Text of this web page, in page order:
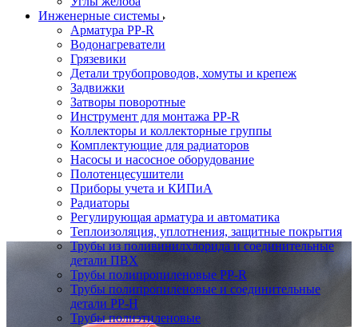
Инженерные системы
Арматура PP-R
Водонагреватели
Грязевики
Детали трубопроводов, хомуты и крепеж
Задвижки
Затворы поворотные
Инструмент для монтажа PP-R
Коллекторы и коллекторные группы
Комплектующие для радиаторов
Насосы и насосное оборудование
Полотенцесушители
Приборы учета и КИПиА
Радиаторы
Регулирующая арматура и автоматика
Теплоизоляция, уплотнения, защитные покрытия
Трубы из поливинилхлорида и соединительные
детали ПВХ
Трубы полипропиленовые PP-R
Трубы полипропиленовые и соединительные
детали PP-H
Трубы полиэтиленовые